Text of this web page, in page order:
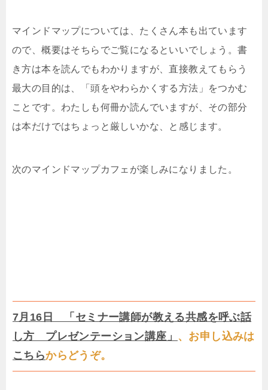
マインドマップについては、たくさん本も出ています
ので、概要はそちらでご覧になるといいでしょう。書
き方は本を読んでもわかりますが、直接教えてもらう
最大の目的は、「頭をやわらかくする方法」をつかむ
ことです。わたしも何冊か読んでいますが、その部分
は本だけではちょっと厳しいかな、と感じます。
次のマインドマップカフェが楽しみになりました。
7月16日 「セミナー講師が教える共感を呼ぶ話
し方 プレゼンテーション講座」 、お申し込みは
こちらからどうぞ。